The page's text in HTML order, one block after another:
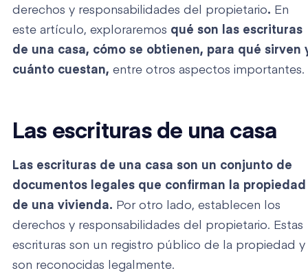
derechos y responsabilidades del propietario. En
este artículo, exploraremos qué son las escrituras
de una casa, cómo se obtienen, para qué sirven
cuánto cuestan, entre otros aspectos importantes.
Las escrituras de una casa
Las escrituras de una casa son un conjunto de
documentos legales que confirman la propiedad
de una vivienda. Por otro lado, establecen los
derechos y responsabilidades del propietario. Estas
escrituras son un registro público de la propiedad y
son reconocidas legalmente.